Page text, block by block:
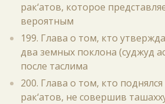
рак‘атов, которое
вероятным
199. Глава о том, кто
два земных поклона (суджуд
после таслима
200. Глава о том, кто
рак‘атов, не совершив